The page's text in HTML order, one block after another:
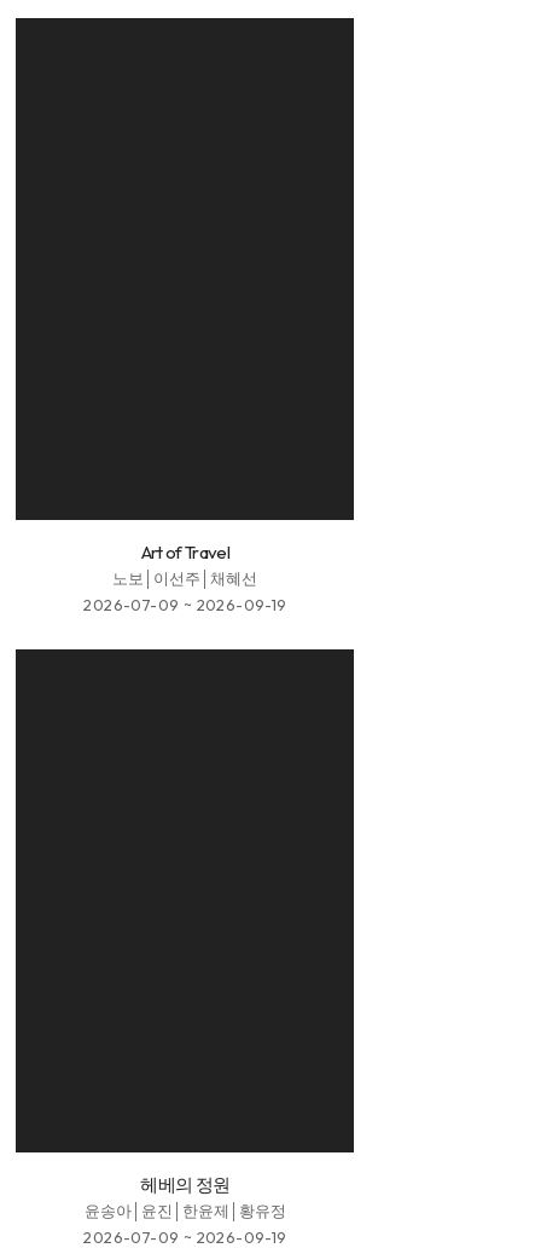
Art of Travel
노보│이선주│채혜선
2026-07-09 ~ 2026-09-19
헤베의 정원
윤송아│윤진│한윤제│황유정
2026-07-09 ~ 2026-09-19